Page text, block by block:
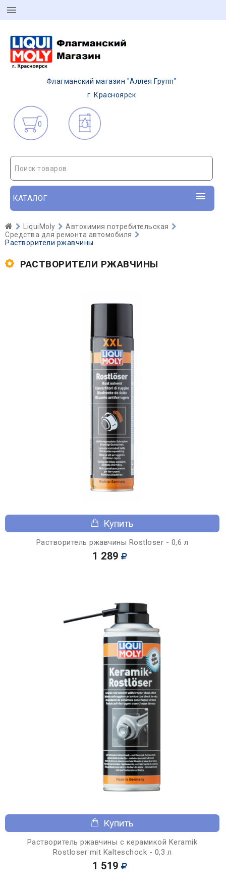
Флагманский магазин "Аллея Групп"
г. Красноярск
0
Поиск товаров
КАТАЛОГ
LiquiMoly
Автохимия потребительская
Средства для ремонта автомобиля
Растворители ржавчины
РАСТВОРИТЕЛИ РЖАВЧИНЫ
Купить
Растворитель ржавчины Rostloser - 0,6 л
1 289
Купить
Растворитель ржавчины с керамикой Keramik
Rostloser mit Kalteschock - 0,3 л
1 519